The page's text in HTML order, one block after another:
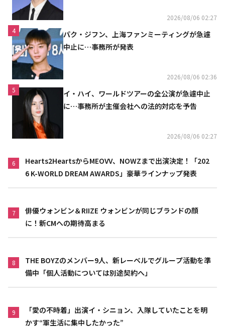
2026/08/06 02:27
4
パク・ジフン、上海ファンミーティングが急遽
中止に…事務所が発表
2026/08/06 02:36
5
イ・ハイ、ワールドツアーの全公演が急遽中止
に…事務所が主催会社への法的対応を予告
2026/08/06 02:27
6
Hearts2HeartsからMEOVV、NOWZまで出演決定！「202
6 K-WORLD DREAM AWARDS」豪華ラインナップ発表
7
俳優ウォンビン＆RIIZE ウォンビンが同じブランドの顔
に！新CMへの期待高まる
8
THE BOYZのメンバー9人、新レーベルでグループ活動を準
備中「個人活動については別途契約へ」
9
「愛の不時着」出演イ・シニョン、入隊していたことを明
かす“軍生活に集中したかった”